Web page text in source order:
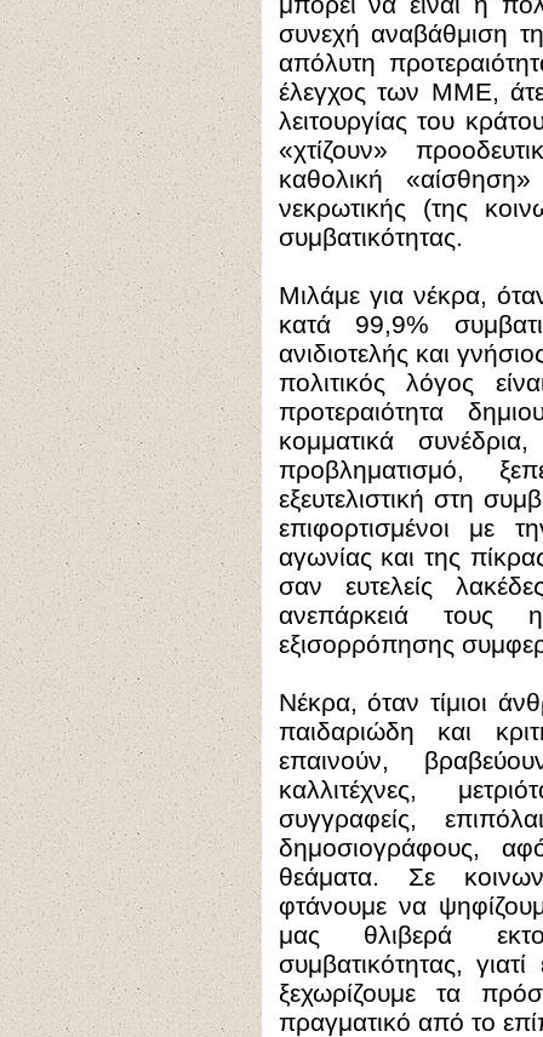
συνεχή αναβάθμιση
απόλυτη
έλεγχος των ΜΜΕ,
λειτουργίας του
«χτίζουν»
καθολική
νεκρωτικής (της
συμβατικότητας.
Μιλάμε για νέκρα,
κατά 99,9%
ανιδιοτελής και
πολιτικός λόγος
προτεραιότητα
κομματικά
προβληματισμό,
εξευτελιστική στη
επιφορτισμένοι με
αγωνίας και της
σαν ευτελείς
ανεπάρκειά τους
εξισορρόπησης
Νέκρα, όταν τίμιοι
παιδαριώδη και
επαινούν,
καλλιτέχνες,
συγγραφείς,
δημοσιογράφους,
θεάματα. Σε
φτάνουμε να
μας θλιβερά
συμβατικότητας,
ξεχωρίζουμε τα
πραγματικό από το